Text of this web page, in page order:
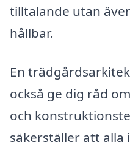
tilltalande utan
hållbar.
En
också ge dig råd
och
säkerställer att